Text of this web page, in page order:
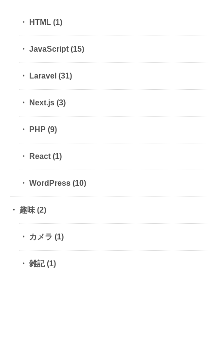
HTML (1)
JavaScript (15)
Laravel (31)
Next.js (3)
PHP (9)
React (1)
WordPress (10)
趣味 (2)
カメラ (1)
雑記(1)